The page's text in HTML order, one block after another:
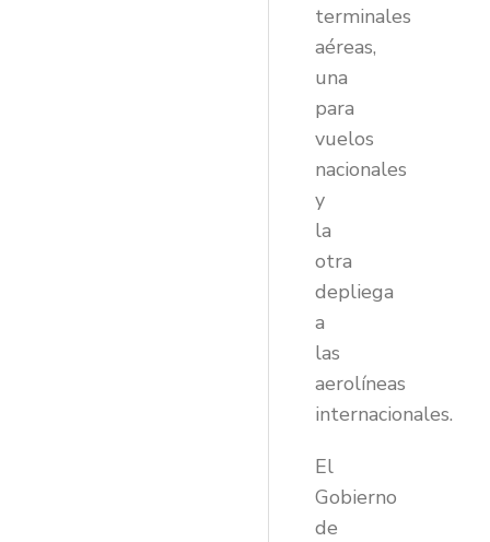
terminales
aéreas,
una
para
vuelos
nacionales
y
la
otra
depliega
a
las
aerolíneas
internacionales.
El
Gobierno
de